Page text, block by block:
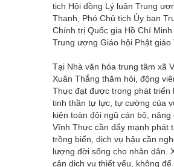
tịch Hội đồng Lý luận Trung
Thanh, Phó Chủ tịch Ủy ban
Chính trị Quốc gia Hồ Chí
Trung ương Giáo hội Phật giáo
Tại Nhà văn hóa trung tâm xã
Xuân Thắng thăm hỏi, động
Thực đạt được trong phát triển
tinh thần tự lực, tự cường của
kiện toàn đội ngũ cán bộ,
Vĩnh Thực cần đẩy mạnh phát
trồng biển, dịch vụ hậu cần
lượng đời sống cho nhân dân.
cận dịch vụ thiết yếu, không